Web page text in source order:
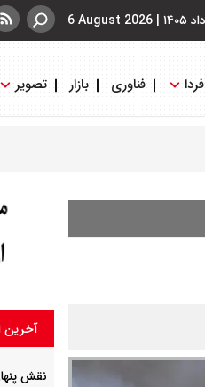
|
6 August 2026
فردا فناوری بازار تصویر
آخرین
نقش